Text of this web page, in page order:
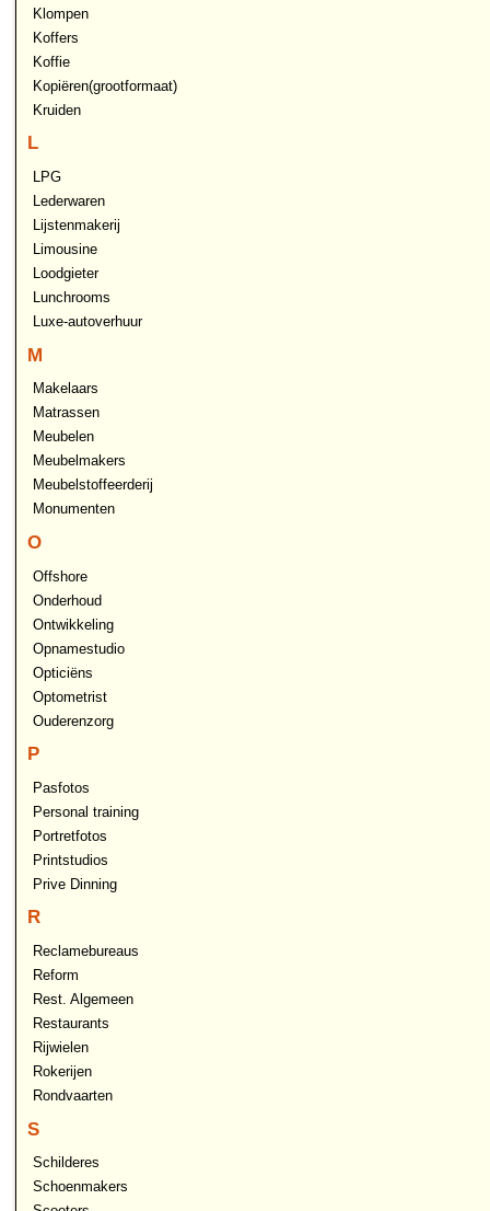
Klompen
Koffers
Koffie
Kopiëren(grootformaat)
Kruiden
L
LPG
Lederwaren
Lijstenmakerij
Limousine
Loodgieter
Lunchrooms
Luxe-autoverhuur
M
Makelaars
Matrassen
Meubelen
Meubelmakers
Meubelstoffeerderij
Monumenten
O
Offshore
Onderhoud
Ontwikkeling
Opnamestudio
Opticiëns
Optometrist
Ouderenzorg
P
Pasfotos
Personal training
Portretfotos
Printstudios
Prive Dinning
R
Reclamebureaus
Reform
Rest. Algemeen
Restaurants
Rijwielen
Rokerijen
Rondvaarten
S
Schilderes
Schoenmakers